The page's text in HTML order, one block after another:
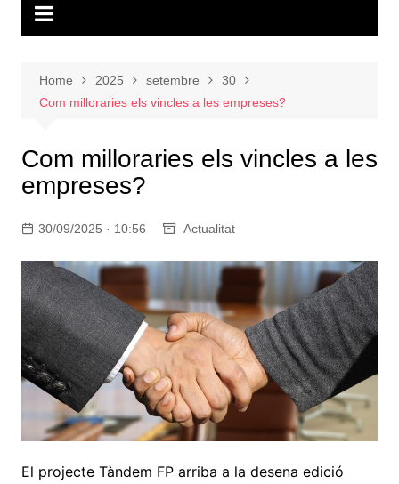
Home 2025 setembre
30
Com milloraries els vincles a les empreses?
Com milloraries els vincles a les
empreses?
30/09/2025 · 10:56 Actualitat
El projecte Tàndem FP arriba a la desena edició